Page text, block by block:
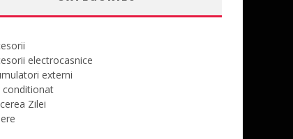
electrocasnice
externi
conditionat
Zilei